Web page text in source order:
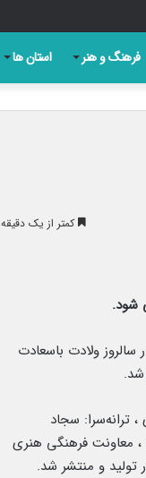
فرهنگ و هنر استان ها
کمتر از یک دقیقه
شود.
ولادت باسعادت
شد.
ترانه‌سرا: سجاد
معاونت فرهنگی هنری
و منتشر شد.